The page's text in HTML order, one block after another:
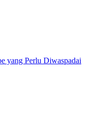
yang Perlu Diwaspadai